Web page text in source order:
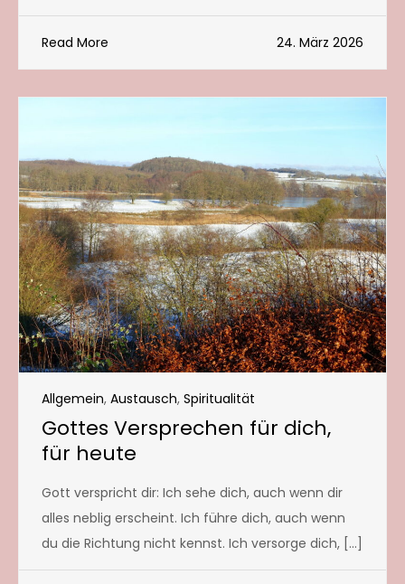
Read More 24. März 2026
Allgemein, Austausch, Spiritualität
Gottes Versprechen für dich,
für heute
Gott verspricht dir: Ich sehe dich, auch wenn dir
alles neblig erscheint. Ich führe dich, auch wenn
du die Richtung nicht kennst. Ich versorge dich, […]